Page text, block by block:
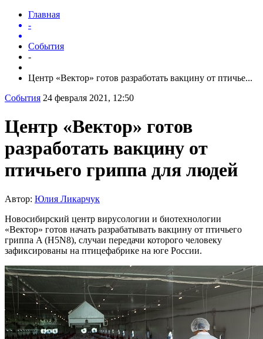
Главная
-
События
-
Центр «Вектор» готов разработать вакцину от птичье...
События 24 февраля 2021, 12:50
Центр «Вектор» готов
разработать вакцину от
птичьего гриппа для людей
Автор: Юлия Ликарчук
Новосибирский центр вирусологии и биотехнологии
«Вектор» готов начать разрабатывать вакцину от птичьего
гриппа A (H5N8), случаи передачи которого человеку
зафиксированы на птицефабрике на юге России.